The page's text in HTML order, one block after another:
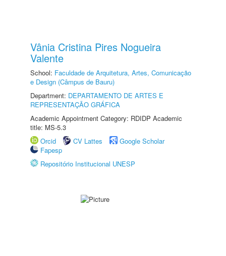
Vânia Cristina Pires Nogueira
Valente
School: Faculdade de Arquitetura, Artes, Comunicação
e Design (Câmpus de Bauru)
Department: DEPARTAMENTO DE ARTES E
REPRESENTAÇÃO GRÁFICA
Academic Appointment Category: RDIDP Academic
title: MS-5.3
Orcid
CV Lattes
Google Scholar
Fapesp
Repositório Institucional UNESP